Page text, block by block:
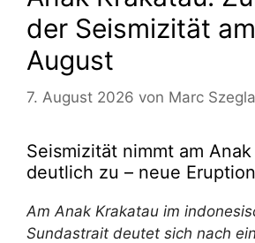
der Seismizität
August
7. August 2026 von Marc
Seismizität nimmt am Anak
deutlich zu – neue
Am Anak Krakatau im
Sundastrait deutet sich nach